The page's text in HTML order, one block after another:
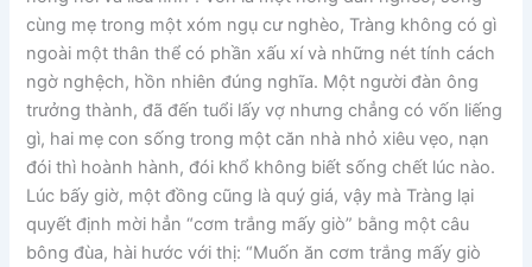
cùng mẹ trong một xóm ngụ cư nghèo, Tràng không có gì
ngoài một thân thể có phần xấu xí và những nét tính cách
ngờ nghệch, hồn nhiên đúng nghĩa. Một người đàn ông
trưởng thành, đã đến tuổi lấy vợ nhưng chẳng có vốn liếng
gì, hai mẹ con sống trong một căn nhà nhỏ xiêu vẹo, nạn
đói thì hoành hành, đói khổ không biết sống chết lúc nào.
Lúc bấy giờ, một đồng cũng là quý giá, vậy mà Tràng lại
quyết định mời hẳn “cơm trắng mấy giò” bằng một câu
bông đùa, hài hước với thị: “Muốn ăn cơm trắng mấy giò